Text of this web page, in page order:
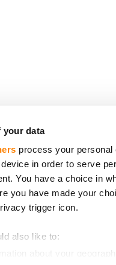
your data
process your
in order to serve
You have a choice in
you have made your
trigger icon.
also like to:
Latvia SIA (reģistrācijas
sniegtajiem
Tāpat uz jūsu
un Padomes